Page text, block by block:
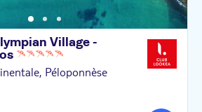
Village -
Péloponnèse